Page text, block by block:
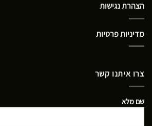
הצהרת נגישות
מדיניות פרטיות
צרו איתנו קשר
שם מלא